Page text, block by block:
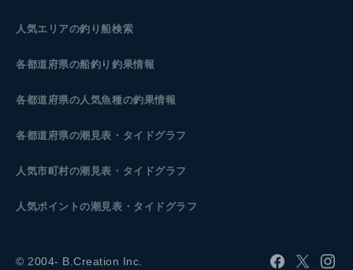
人気エリアの釣り船検索
各都道府県の船釣り釣果情報
各都道府県の人気魚種の釣果情報
各都道府県の潮見表 ・タイドグラフ
人気市町村の潮見表・タイドグラフ
人気ポイントの潮見表・タイドグラフ
© 2004- B.Creation Inc.